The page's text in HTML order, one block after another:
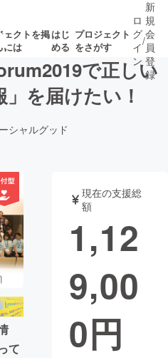
ェクトを掲
には
はじ
める
プロジェクト
をさがす
ロジェクト
音楽
ェット ゲーム・サ
性化
ロ
グ
イ
ン
/
新
規
会
員
登
録
で正しい
」を届けたい！
シャルグッド
て
現在の支援総
額
1,12
9,00
0円